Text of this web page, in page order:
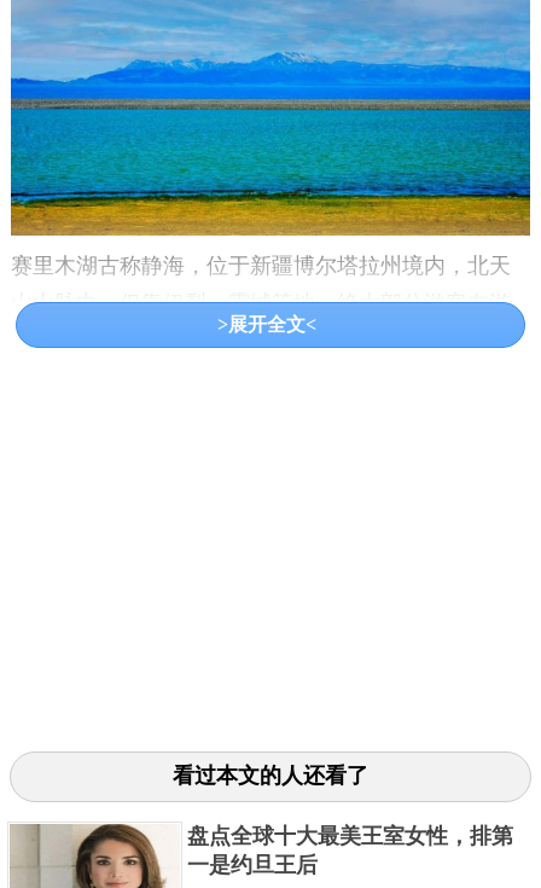
赛里木湖古称静海，位于新疆博尔塔拉州境内，北天
山山脉中，仅靠伊犁、霍城等地，绝大部分游客在游
玩新疆西线时都会来到这里。赛里木湖海拔2071米，
继绽放，此时的赛里木湖将是人人向往的仙境。
第十、西湖
>展开全文<
看过本文的人还看了
盘点全球十大最美王室女性，排第
一是约旦王后